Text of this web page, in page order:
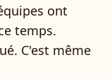
ont
temps.
C'est même